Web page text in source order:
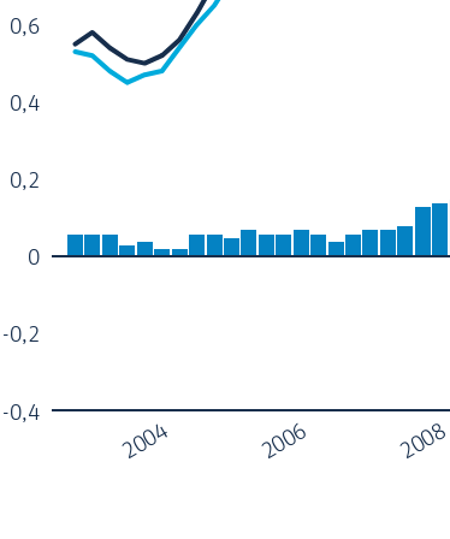
2004 2006 2008
-0,4
-0,2
0
0,2
0,4
0,6